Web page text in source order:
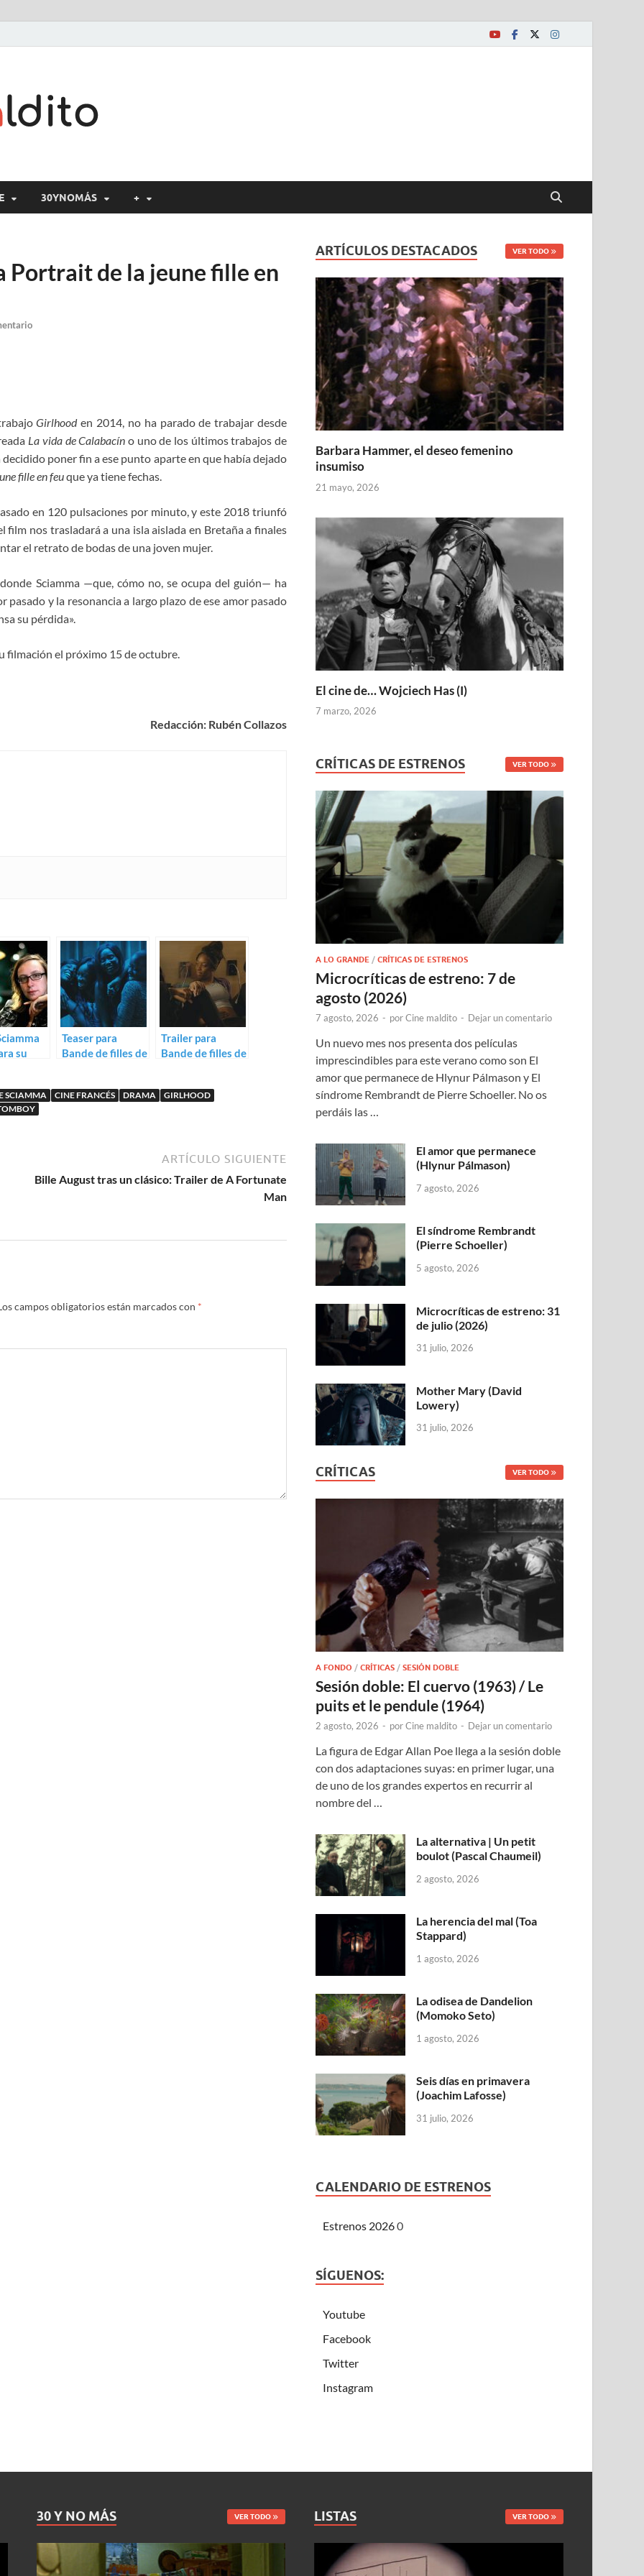
30YNOMÁS +
Portrait de la jeune fille en
Girlhooden 2014, no ha parado de trabajar desde
La vida de Calabacín o uno de los últimos trabajos de
decidido poner fin a ese punto aparte en que había dejado
fille en feuque ya tiene fechas.
en 120 pulsaciones por minuto, y este 2018 triunfó
film nos trasladará a una isla aislada en Bretaña a finales
el retrato de bodas de una joven mujer.
Sciamma —que, cómo no, se ocupa del guión— ha
y la resonancia a largo plazo de ese amor pasado
su pérdida».
filmación el próximo 15 de octubre.
Redacción: Rubén Collazos
su
Teaser para
Bande de filles de
Trailer para
Bande de filles de
SCIAMMA CINE FRANCÉS DRAMA
GIRLHOOD
ARTÍCULO SIGUIENTE
Bille August tras un clásico: Trailer de A Fortunate
Man
campos obligatorios están marcados con *
ARTÍCULOS DESTACADOS VER TODO
Barbara Hammer, el deseo femenino
insumiso
21 mayo, 2026
El cine de… Wojciech Has (I)
7 marzo, 2026
CRÍTICAS DE ESTRENOS VER TODO
A LO GRANDE /CRÍTICAS DE ESTRENOS
Microcríticas de estreno: 7 de
agosto (2026)
7 agosto, 2026 - porCine maldito - Dejar un comentario
Un nuevo mes nos presenta dos películas
imprescindibles para este verano como son El
amor que permanece de Hlynur Pálmason y El
síndrome Rembrandt de Pierre Schoeller. No os
perdáis las …
El amor que permanece
(Hlynur Pálmason)
7 agosto, 2026
El síndrome Rembrandt
(Pierre Schoeller)
5 agosto, 2026
Microcríticas de estreno: 31
de julio (2026)
31 julio, 2026
Mother Mary (David
Lowery)
31 julio, 2026
CRÍTICAS VER TODO
A FONDO /CRÍTICAS /SESIÓN DOBLE
Sesión doble: El cuervo (1963) / Le
puits et le pendule (1964)
2 agosto, 2026 - porCine maldito - Dejar un comentario
La figura de Edgar Allan Poe llega a la sesión doble
con dos adaptaciones suyas: en primer lugar, una
de uno de los grandes expertos en recurrir al
nombre del …
La alternativa | Un petit
boulot (Pascal Chaumeil)
2 agosto, 2026
La herencia del mal (Toa
Stappard)
1 agosto, 2026
La odisea de Dandelion
(Momoko Seto)
1 agosto, 2026
Seis días en primavera
(Joachim Lafosse)
31 julio, 2026
CALENDARIO DE ESTRENOS
Estrenos 20260
SÍGUENOS:
Youtube
Facebook
Twitter
Instagram
30 Y NO MÁS VER TODO LISTAS VER TODO